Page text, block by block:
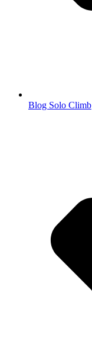
Blog Solo Climb